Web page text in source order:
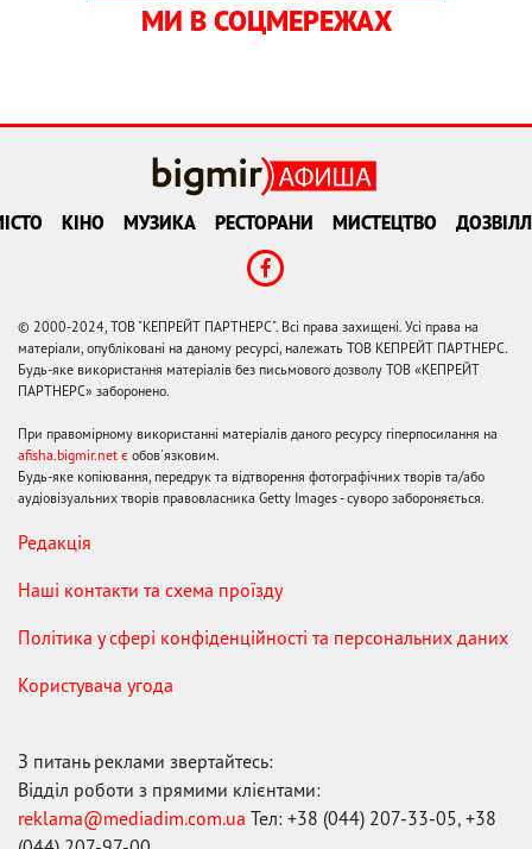
МИ В СОЦМЕРЕЖАХ
КІНО МУЗИКА РЕСТОРАНИ МИСТЕЦТВО
© 2000-2024, ТОВ "КЕПРЕЙТ ПАРТНЕРС". Всі права захищені. Усі права на
матеріали, опубліковані на даному ресурсі, належать ТОВ КЕПРЕЙТ ПАРТНЕРС.
Будь-яке використання матеріалів без письмового дозволу ТОВ «КЕПРЕЙТ
ПАРТНЕРС» заборонено.
При правомірному використанні матеріалів даного ресурсу гіперпосилання на
afisha.bigmir.net є обов'язковим.
Будь-яке копіювання, передрук та відтворення фотографічних творів та/або
аудіовізуальних творів правовласника Getty Images - суворо забороняється.
Редакція
Наші контакти та схема проїзду
Політика у сфері конфіденційності та персональних даних
Користувача угода
З питань реклами звертайтесь:
Відділ роботи з прямими клієнтами:
reklama@mediadim.com.ua Тел: +38 (044) 207-33-05, +38